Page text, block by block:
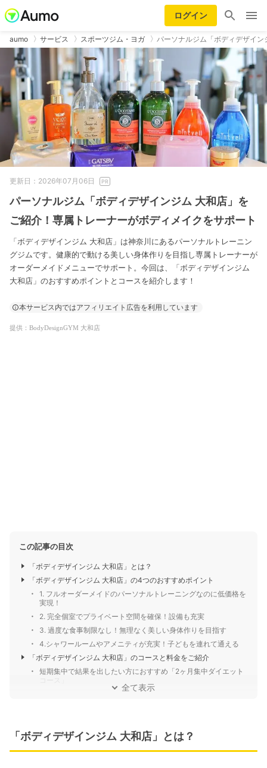
ログイン
aumo サービス スポーツジム・ヨガ パーソナルジム「ボディデザイ
更新日：2026年07月06日
パーソナルジム「ボディデザインジム 大和店」を
ご紹介！専属トレーナーがボディメイクをサポート
「ボディデザインジム 大和店」は神奈川にあるパーソナルトレーニン
グジムです。健康的で動ける美しい身体作りを目指し専属トレーナーが
オーダーメイドメニューでサポート。今回は、「ボディデザインジム
大和店」のおすすめポイントとコースを紹介します！
本サービス内ではアフィリエイト広告を利用しています
提供：BodyDesignGYM 大和店
この記事の目次
「ボディデザインジム 大和店」とは？
「ボディデザインジム 大和店」の4つのおすすめポイント
1. フルオーダーメイドのパーソナルトレーニングなのに低価格を
実現！
2. 完全個室でプライベート空間を確保！設備も充実
3. 過度な食事制限なし！無理なく美しい身体作りを目指す
4.シャワールームやアメニティが充実！子どもを連れて通える
「ボディデザインジム 大和店」のコースと料金をご紹介
短期集中で結果を出したい方におすすめ「2ヶ月集中ダイエット
全て表示
「ボディデザインジム 大和店」とは？